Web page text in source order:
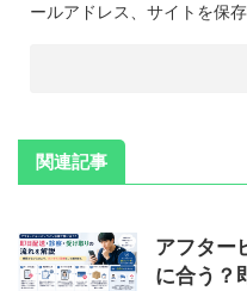
ールアドレス、サイトを保存
関連記事
アフター
に合う？